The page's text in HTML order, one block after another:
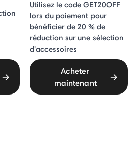
Utilisez le code GET20OFF
lors du paiement pour
bénéficier de 20 % de
réduction sur une sélection
d'accessoires
Acheter
maintenant